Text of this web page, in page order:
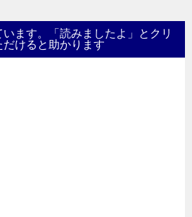
ます。「読みましたよ」とクリ
けると助かります